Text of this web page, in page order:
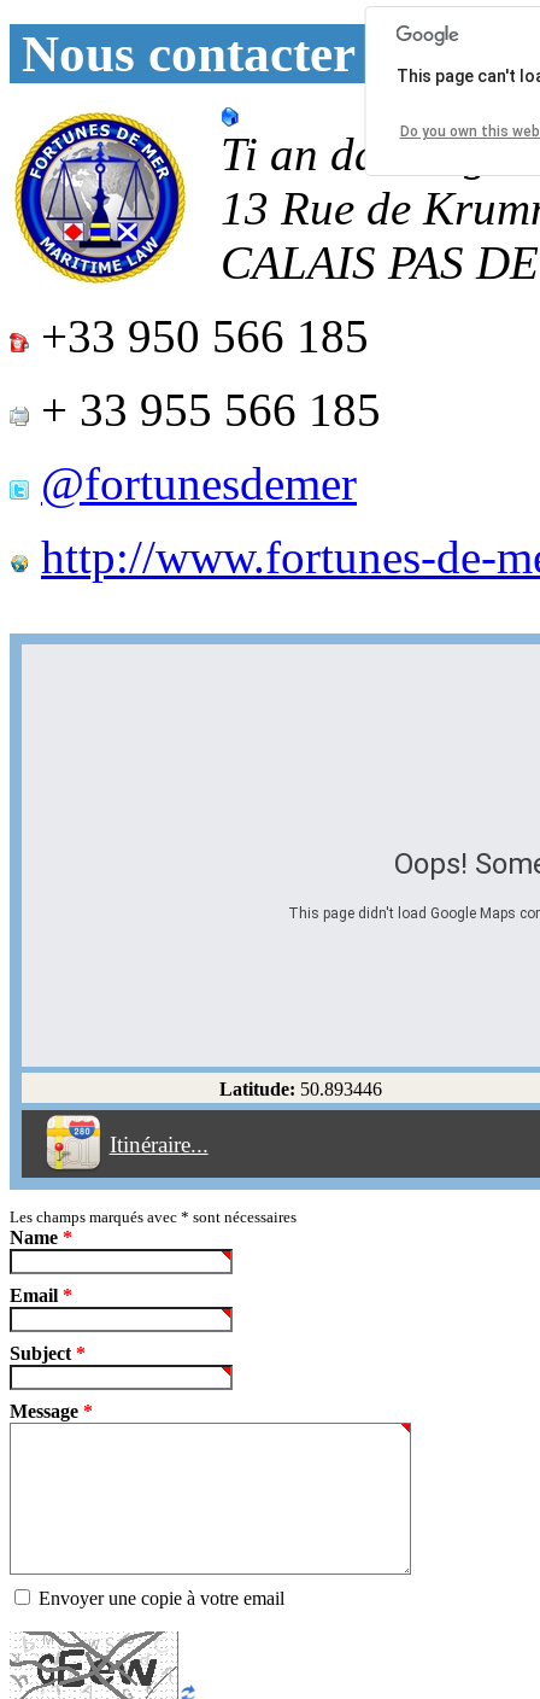
Nous contacter
Ti an
13 Rue de
CALAIS PAS
+33 950 566 185
+ 33 955 566 185
@fortunesdemer
http://www.fortunes-de-
Oops!
This page didn't load Google Maps
This page can't
Do you own this
Latitude: 50.893446
Itinéraire...
Éviter les autoroutes
Éviter les péages
Partir! Reset
Les champs marqués avec * sont nécessaires
Name *
Email *
Subject *
Message *
Envoyer une copie à votre email